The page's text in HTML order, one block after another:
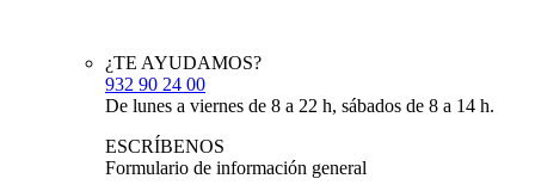
¿TE AYUDAMOS?
932 90 24 00
De lunes a viernes de 8 a 22 h, sábados de 8 a 14 h.
ESCRÍBENOS
Formulario de información general